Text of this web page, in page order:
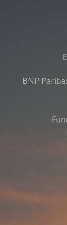
BNP